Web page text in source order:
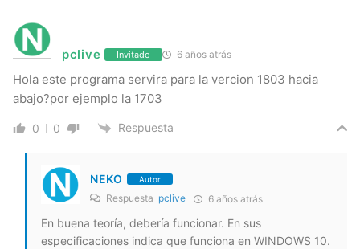
pclive Invitado 6 años atrás
Hola este programa servira para la vercion 1803 hacia
abajo?por ejemplo la 1703
0 0 Respuesta
NEKO Autor
Respuesta pclive 6 años atrás
En buena teoría, debería funcionar. En sus
especificaciones indica que funciona en WINDOWS 10.